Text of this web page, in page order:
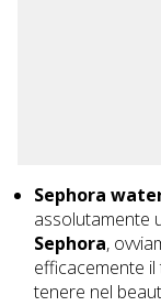
Sephora
assolutamente
Sephora,
efficacemente
tenere nel